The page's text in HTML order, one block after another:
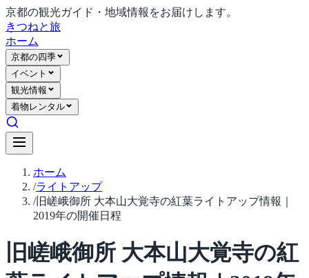
京都の観光ガイド・地域情報をお届けします。
きつねと旅
ホーム
京都の四季
イベント
観光情報
着物レンタル
ホーム
/ライトアップ
/旧嵯峨御所 大本山大覚寺の紅葉ライトアップ情報｜
2019年の開催日程
旧嵯峨御所 大本山大覚寺の紅